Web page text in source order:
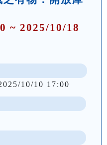
~ 2025/10/18
10/10 17:00